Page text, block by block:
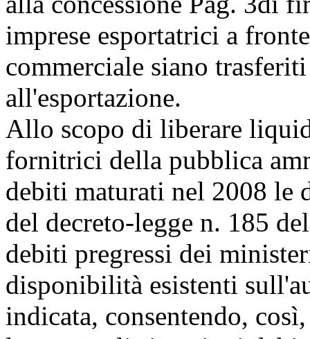
imprese esportatrici a
commerciale siano
all'esportazione.
Allo scopo di liberare
fornitrici della pubblica
debiti maturati nel 2008
del decreto-legge n. 185
debiti pregressi dei
disponibilità esistenti
indicata, consentendo,